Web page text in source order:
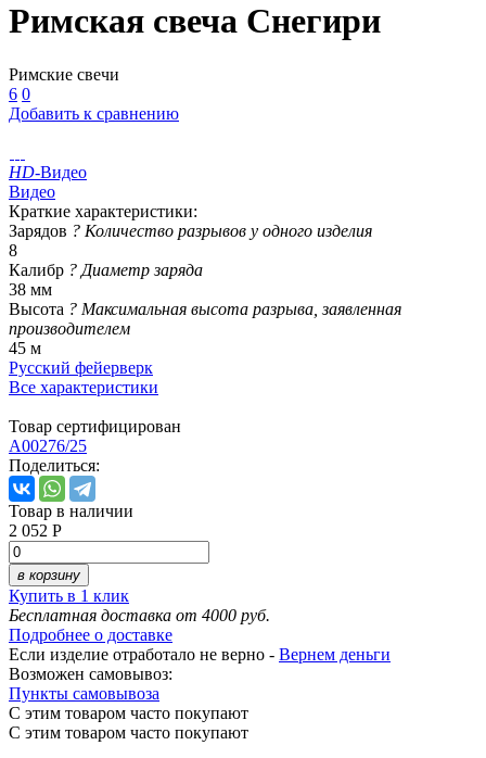
Римская свеча Снегири
Римские свечи
6 0
Добавить к сравнению
HD-Видео
Видео
Краткие характеристики:
Зарядов ? Количество разрывов у одного изделия
8
Калибр ? Диаметр заряда
38 мм
Высота ? Максимальная высота разрыва, заявленная
производителем
45 м
Русский фейерверк
Все характеристики
Товар сертифицирован
A00276/25
Поделиться:
Товар в наличии
2 052 Р
в корзину
Купить в 1 клик
Бесплатная доставка от 4000 руб.
Подробнее о доставке
Если изделие отработало не верно - Вернем деньги
Возможен самовывоз:
Пункты самовывоза
С этим товаром часто покупают
С этим товаром часто покупают